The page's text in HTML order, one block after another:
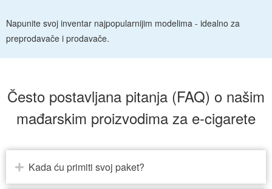
Napunite svoj inventar najpopularnijim modelima - idealno za
preprodavače i prodavače.
Često postavljana pitanja (FAQ) o našim
mađarskim proizvodima za e-cigarete
Kada ću primiti svoj paket?